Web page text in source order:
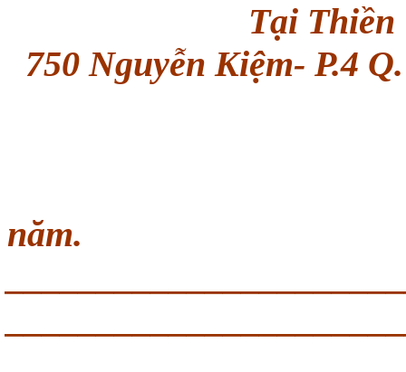
Tại
750 Nguyễn Kiệm- P.4
năm.